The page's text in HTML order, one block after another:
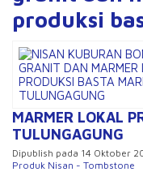
produksi
MARMER LOKAL
TULUNGAGUNG
Dipublish pada 14 Oktober
Produk Nisan - Tombstone